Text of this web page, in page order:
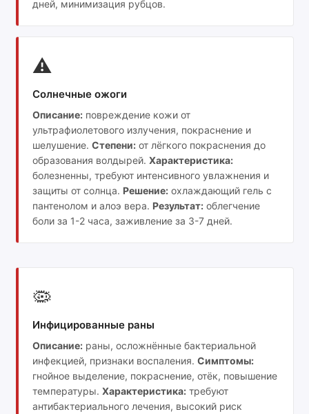
дней, минимизация рубцов.
⚠️
Солнечные ожоги
Описание:повреждение кожи от
ультрафиолетового излучения, покраснение и
шелушение. Степени:от лёгкого покраснения до
образования волдырей. Характеристика:
болезненны, требуют интенсивного увлажнения и
защиты от солнца. Решение:охлаждающий гель с
пантенолом и алоэ вера. Результат:облегчение
боли за 1-2 часа, заживление за 3-7 дней.
🦠
Инфицированные раны
Описание:раны, осложнённые бактериальной
инфекцией, признаки воспаления. Симптомы:
гнойное выделение, покраснение, отёк, повышение
температуры. Характеристика:требуют
антибактериального лечения, высокий риск